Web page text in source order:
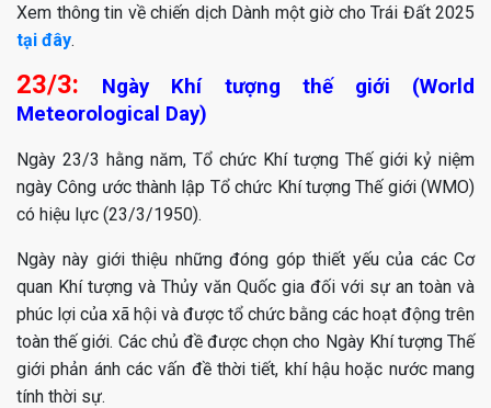
Xem thông tin về chiến dịch Dành một giờ cho Trái Đất 2025
tại đây.
23/3:
Ngày Khí tượng thế giới (World
Meteorological Day)
Ngày 23/3 hằng năm, Tổ chức Khí tượng Thế giới kỷ niệm
ngày Công ước thành lập Tổ chức Khí tượng Thế giới (WMO)
có hiệu lực (23/3/1950).
Ngày này giới thiệu những đóng góp thiết yếu của các Cơ
quan Khí tượng và Thủy văn Quốc gia đối với sự an toàn và
phúc lợi của xã hội và được tổ chức bằng các hoạt động trên
toàn thế giới. Các chủ đề được chọn cho Ngày Khí tượng Thế
giới phản ánh các vấn đề thời tiết, khí hậu hoặc nước mang
tính thời sự.